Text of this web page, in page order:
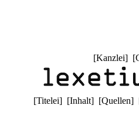
[Kanzlei] [
[Titelei] [Inhalt] [Quellen]